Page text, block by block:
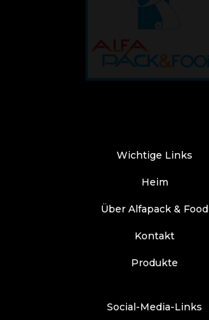
Wichtige Links
Heim
Über Alfapack & Food
Kontakt
Produkte
Social-Media-Links